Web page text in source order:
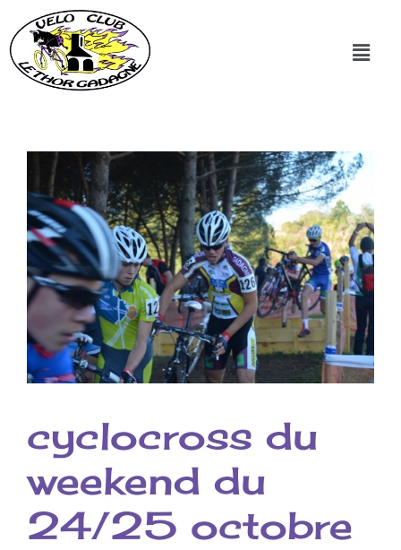
cyclocross du
weekend du
24/25 octobre